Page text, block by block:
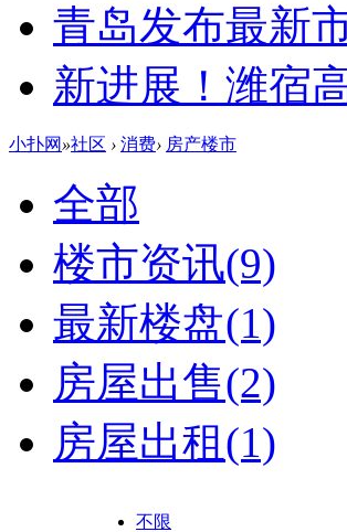
青岛发布最新
新进展！潍宿
小扑网 »社区 › 消费› 房产楼市
全部
楼市资讯(9)
最新楼盘(1)
房屋出售(2)
房屋出租(1)
不限